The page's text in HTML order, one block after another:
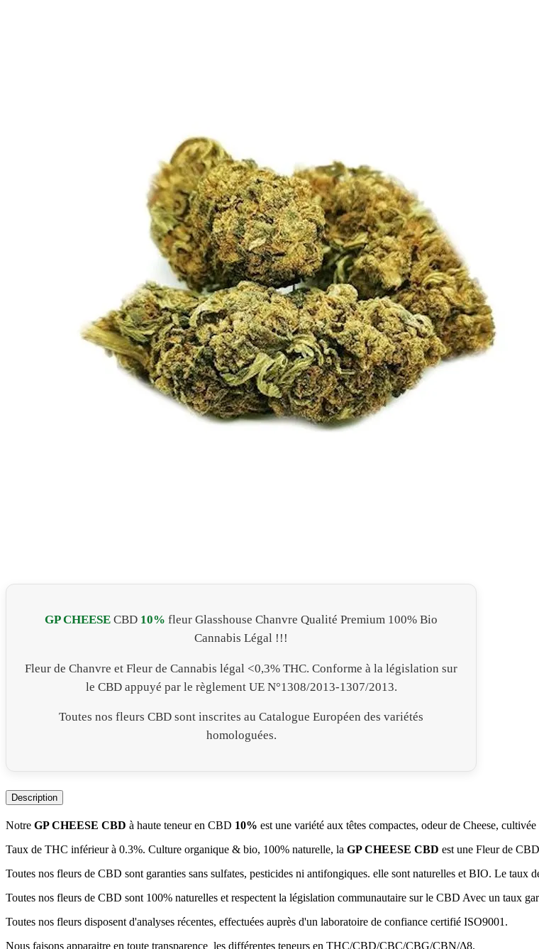
GP CHEESE CBD 10% fleur Glasshouse Chanvre Qualité Premium 100% Bio
Cannabis Légal !!!
Fleur de Chanvre et Fleur de Cannabis légal <0,3% THC. Conforme à la législation sur
le CBD appuyé par le règlement UE N°1308/2013-1307/2013.
Toutes nos fleurs CBD sont inscrites au Catalogue Européen des variétés
homologuées.
Description
Notre GP CHEESE CBD à haute teneur en CBD 10% est une variété aux têtes compactes, odeur de Cheese,
Taux de THC inférieur à 0.3%. Culture organique & bio, 100% naturelle, la GP CHEESE CBD est une Fleur de
Toutes nos fleurs de CBD sont garanties sans sulfates, pesticides ni antifongiques. elle sont naturelles et BIO. Le
Toutes nos fleurs de CBD sont 100% naturelles et respectent la législation communautaire sur le CBD Avec un taux
Toutes nos fleurs disposent d'analyses récentes, effectuées auprès d'un laboratoire de confiance certifié ISO9001.
Nous faisons apparaitre en toute transparence les différentes teneurs en THC/CBD/CBC/CBG/CBN/Δ8.